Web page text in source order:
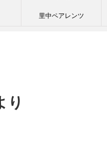
里中ペアレンツ
り